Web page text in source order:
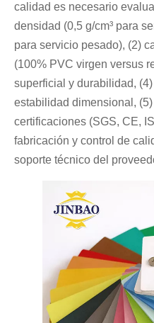
calidad es necesario
densidad (0,5 g/cm³ para
para servicio pesado), (2)
(100% PVC virgen versus
superficial y durabilidad,
estabilidad dimensional,
certificaciones (SGS, CE,
fabricación y control de
soporte técnico del